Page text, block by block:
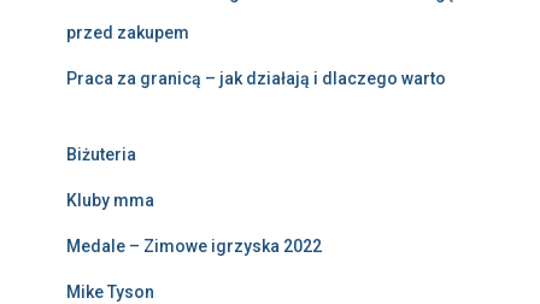
przed zakupem
Praca za granicą – jak działają i dlaczego warto
Biżuteria
Kluby mma
Medale – Zimowe igrzyska 2022
Mike Tyson